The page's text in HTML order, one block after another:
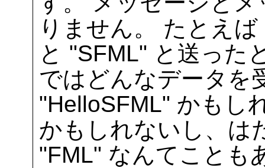
りません。 たとえ
と "SFML" と送った
ではどんなデータを
"HelloSFML" かもし
かもしれないし、は
"FML" なんてことも